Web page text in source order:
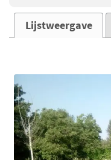
Lijstweergave